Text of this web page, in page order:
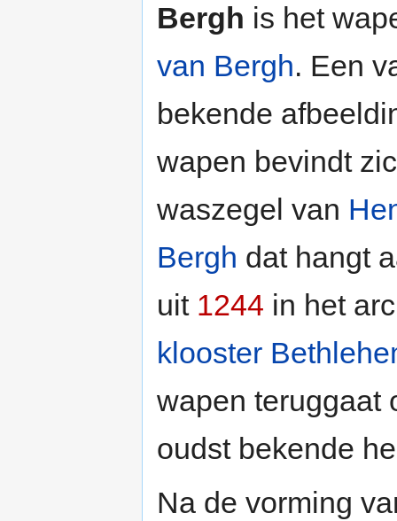
Bergh is het
van Bergh. Een
bekende
wapen bevindt
waszegel van
Bergh dat hangt
uit 1244 in het
klooster
wapen teruggaat
oudst bekende
Na de vorming